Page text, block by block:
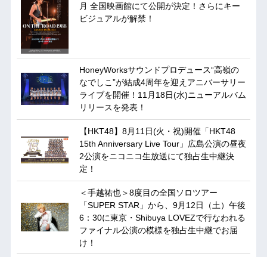
月 全国映画館にて公開が決定！さらにキー
ビジュアルが解禁！
HoneyWorksサウンドプロデュース“高嶺の
なでしこ”が結成4周年を迎えアニバーサリー
ライブを開催！11月18日(水)ニューアルバム
リリースを発表！
【HKT48】8月11日(火・祝)開催「HKT48
15th Anniversary Live Tour」広島公演の昼夜
2公演をニコニコ生放送にて独占生中継決
定！
＜手越祐也＞8度目の全国ソロツアー
「SUPER STAR」から、9月12日（土）午後
6：30に東京・Shibuya LOVEZで行なわれる
ファイナル公演の模様を独占生中継でお届
け！